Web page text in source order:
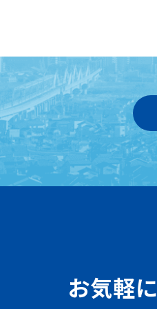
お気軽に